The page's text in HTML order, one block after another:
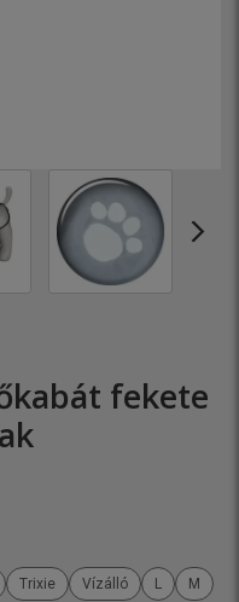
fekete
Trixie Vízálló L
M